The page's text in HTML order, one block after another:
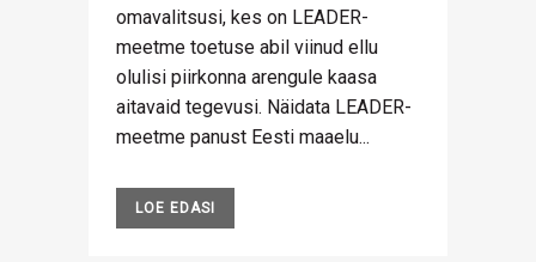
omavalitsusi, kes on LEADER-
meetme toetuse abil viinud ellu
olulisi piirkonna arengule kaasa
aitavaid tegevusi. Näidata LEADER-
meetme panust Eesti maaelu...
LOE EDASI